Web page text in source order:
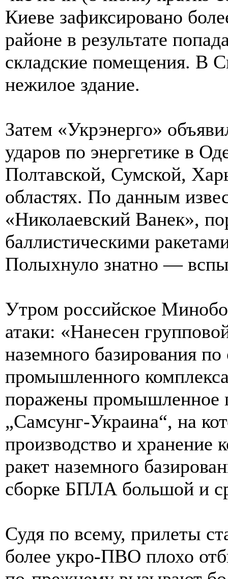
Киеве зафиксировано
районе в результате
складские помещения. В
нежилое здание.
Затем «Укрэнерго»
ударов по энергетике в
Полтавской, Сумской,
областях. По данным
«Николаевский Ванек»,
баллистическими
Полыхнуло знатно —
Утром российское
атаки: «Нанесен
наземного базирования
промышленного
поражены промышленное
„Самсунг-Украина“, на
производство и
ракет наземного
сборке БПЛА большой и
Судя по всему, прилеты
более укро-ПВО плохо